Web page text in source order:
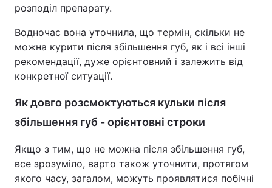
розподіл препарату.
Водночас вона уточнила, що термін, скільки не
можна курити після збільшення губ, як і всі інші
рекомендації, дуже орієнтовний і залежить від
конкретної ситуації.
Як довго розсмоктуються кульки після
збільшення губ - орієнтовні строки
Якщо з тим, що не можна після збільшення губ,
все зрозуміло, варто також уточнити, протягом
якого часу, загалом, можуть проявлятися побічні